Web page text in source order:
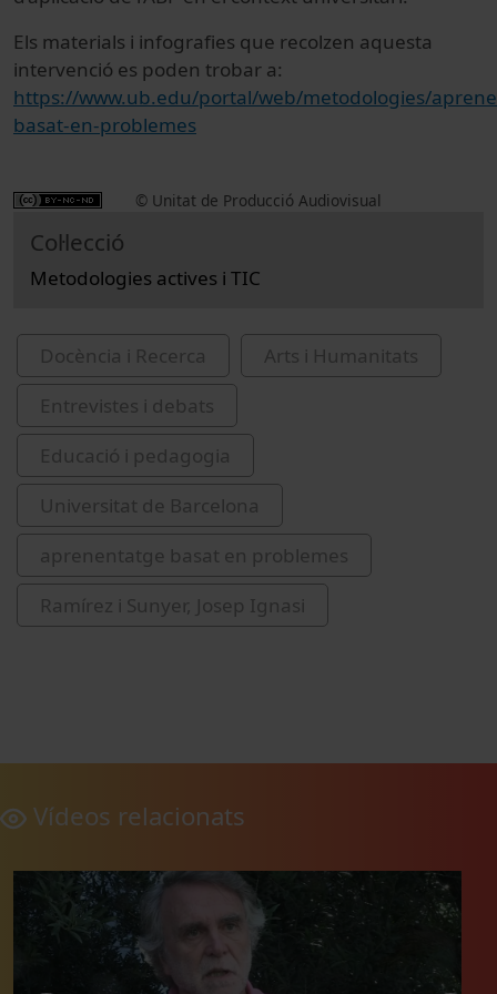
Els materials i infografies que recolzen aquesta
intervenció es poden trobar a:
https://www.ub.edu/portal/web/metodologies/
basat-en-problemes
© Unitat de Producció Audiovisual
Col·lecció
Metodologies actives i TIC
Docència i Recerca
Arts i Humanitats
Entrevistes i debats
Educació i pedagogia
Universitat de Barcelona
aprenentatge basat en problemes
Ramírez i Sunyer, Josep Ignasi
Vídeos relacionats